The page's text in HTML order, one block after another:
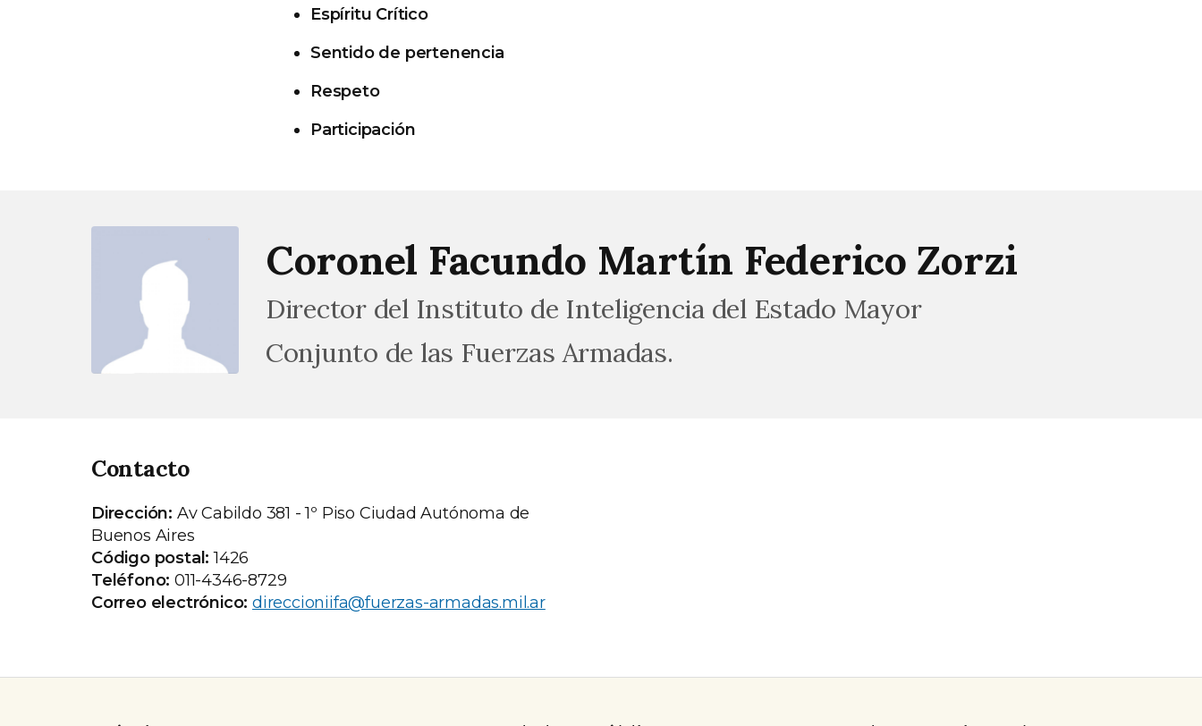
Espíritu Crítico
Sentido de pertenencia
Respeto
Participación
Coronel Facundo Martín Federico Zorzi
Director del Instituto de Inteligencia del Estado Mayor
Conjunto de las Fuerzas Armadas.
Contacto
Dirección: Av Cabildo 381 - 1º Piso Ciudad Autónoma de
Buenos Aires
Código postal: 1426
Teléfono: 011-4346-8729
Correo electrónico: direccioniifa@fuerzas-armadas.mil.ar